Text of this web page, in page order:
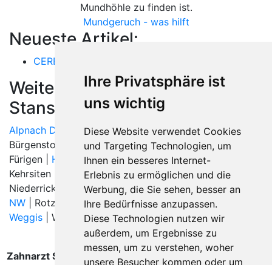
Ihre Privatsphäre ist
uns wichtig
Diese Website verwendet Cookies
und Targeting Technologien, um
Ihnen ein besseres Internet-
Erlebnis zu ermöglichen und die
Werbung, die Sie sehen, besser an
Ihre Bedürfnisse anzupassen.
Diese Technologien nutzen wir
außerdem, um Ergebnisse zu
messen, um zu verstehen, woher
unsere Besucher kommen oder um
Mundhöhle zu finden ist.
Mundgeruch - was hilft
Neueste Artikel:
CEREC
Weitere Orte in der Nähe von
Stans
Alpnach Dorf Beckenried|Buochs| Büren |
Bürgenstock |
Dallenwil|Ennetbürgen| Ennetmoos |
Fürigen | Hergiswil NW|Horw| Kastanienbaum |
Kehrsiten |
Kerns|Kriens |Luzern|Meggen|
Niederrickenbach | Obbürgen | Oberdorf |Oberdorf
NW | Rotzloch | St. Niklausen |Stans|Stansstad
Weggis | Wiesenberg |
Zahnarzt Stans wurde zuletzt am 08. August 2026 um